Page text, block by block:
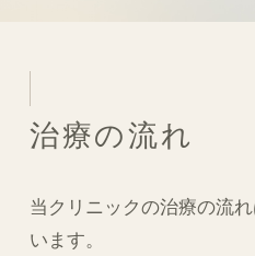
治療の流れ
当クリニックの治療の流
います。